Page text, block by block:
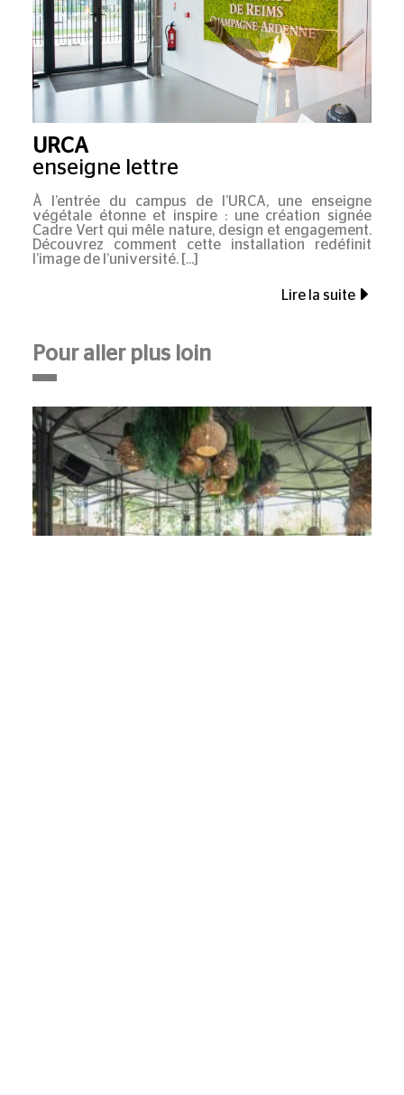
URCA
enseigne lettre
À l’entrée du campus de l’URCA, une enseigne
végétale étonne et inspire : une création signée
Cadre Vert qui mêle nature, design et engagement.
Découvrez comment cette installation redéfinit
l’image de l’université.
Lire la suite
Pour aller plus loin